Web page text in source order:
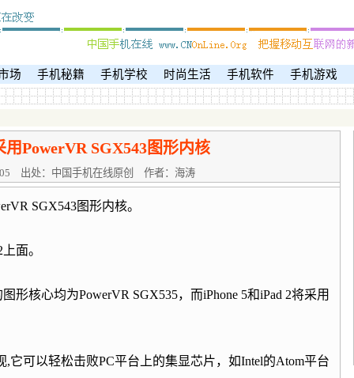
场 手机秘籍 手机学校 时尚生活 手机软件 手机游戏
用PowerVR SGX543图形内核
出处：中国手机在线原创 作者：海涛
SGX543图形内核。
面。
核心均为PowerVR SGX535，而iPhone 5和iPad 2将采用
可以轻松击败PC平台上的集显芯片，如Intel的Atom平台